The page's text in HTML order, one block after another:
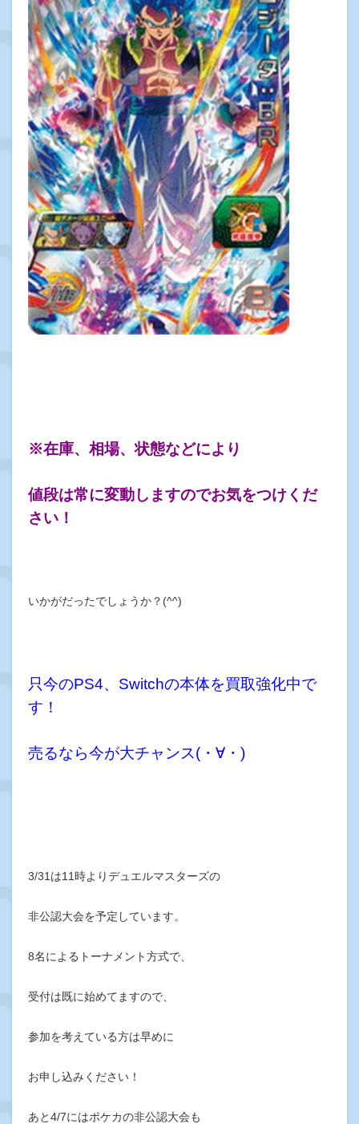
※在庫、相場、状態などにより
値段は常に変動しますのでお気をつけくだ
さい！
いかがだったでしょうか？(^^)
只今のPS4、Switchの本体を買取強化中で
す！
売るなら今が大チャンス(・∀・)
3/31は11時よりデュエルマスターズの
非公認大会を予定しています。
8名によるトーナメント方式で、
受付は既に始めてますので、
参加を考えている方は早めに
お申し込みください！
あと4/7にはポケカの非公認大会も